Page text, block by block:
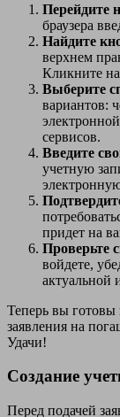
Перейдите
браузера
Найдите
верхнем
Кликните
Выберите
вариантов:
сервисов.
Введите
учетную
придет на
Проверьте
войдете,
актуальной
Теперь вы готовы
заявления на
Удачи!
Создание
Перед подачей